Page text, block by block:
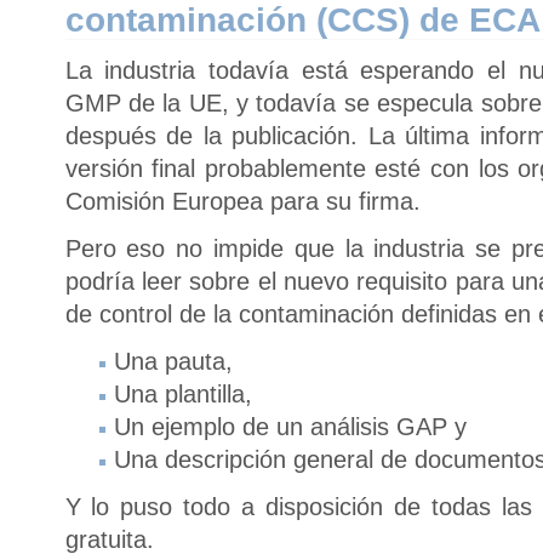
contaminación (CCS) de
La industria todavía está esperando el
GMP de la UE, y todavía se especula
después de la publicación. La última
versión final probablemente esté con los
Comisión Europea para su firma.
Pero eso no impide que la industria se
podría leer sobre el nuevo requisito para
de control de la contaminación definidas en
Una pauta,
Una plantilla,
Un ejemplo de un análisis GAP y
Una descripción general de
Y lo puso todo a disposición de todas
gratuita.